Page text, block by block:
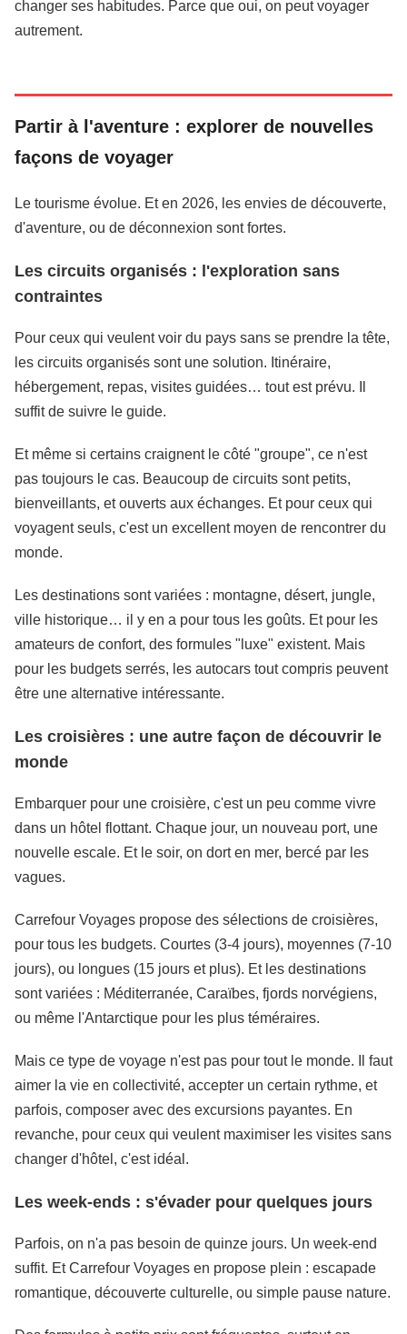
changer ses habitudes. Parce que oui, on peut voyager
autrement.
Partir à l'aventure : explorer de nouvelles
façons de voyager
Le tourisme évolue. Et en 2026, les envies de découverte,
d'aventure, ou de déconnexion sont fortes.
Les circuits organisés : l'exploration sans
contraintes
Pour ceux qui veulent voir du pays sans se prendre la tête,
les circuits organisés sont une solution. Itinéraire,
hébergement, repas, visites guidées… tout est prévu. Il
suffit de suivre le guide.
Et même si certains craignent le côté "groupe", ce n'est
pas toujours le cas. Beaucoup de circuits sont petits,
bienveillants, et ouverts aux échanges. Et pour ceux qui
voyagent seuls, c'est un excellent moyen de rencontrer du
monde.
Les destinations sont variées : montagne, désert, jungle,
ville historique… il y en a pour tous les goûts. Et pour les
amateurs de confort, des formules "luxe" existent. Mais
pour les budgets serrés, les autocars tout compris peuvent
être une alternative intéressante.
Les croisières : une autre façon de découvrir le
monde
Embarquer pour une croisière, c'est un peu comme vivre
dans un hôtel flottant. Chaque jour, un nouveau port, une
nouvelle escale. Et le soir, on dort en mer, bercé par les
vagues.
Carrefour Voyages propose des sélections de croisières,
pour tous les budgets. Courtes (3-4 jours), moyennes (7-10
jours), ou longues (15 jours et plus). Et les destinations
sont variées : Méditerranée, Caraïbes, fjords norvégiens,
ou même l'Antarctique pour les plus téméraires.
Mais ce type de voyage n'est pas pour tout le monde. Il faut
aimer la vie en collectivité, accepter un certain rythme, et
parfois, composer avec des excursions payantes. En
revanche, pour ceux qui veulent maximiser les visites sans
changer d'hôtel, c'est idéal.
Les week-ends : s'évader pour quelques jours
Parfois, on n'a pas besoin de quinze jours. Un week-end
suffit. Et Carrefour Voyages en propose plein : escapade
romantique, découverte culturelle, ou simple pause nature.